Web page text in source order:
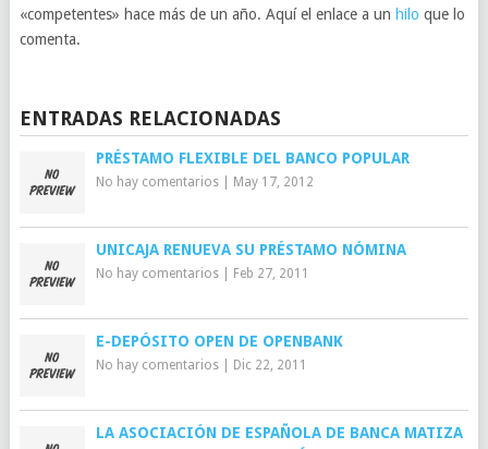
«competentes» hace más de un año. Aquí el enlace a un hilo que lo
comenta.
ENTRADAS RELACIONADAS
PRÉSTAMO FLEXIBLE DEL BANCO POPULAR
No hay comentarios| May 17, 2012
UNICAJA RENUEVA SU PRÉSTAMO NÓMINA
No hay comentarios| Feb 27, 2011
E-DEPÓSITO OPEN DE OPENBANK
No hay comentarios| Dic 22, 2011
LA ASOCIACIÓN DE ESPAÑOLA DE BANCA MATIZA